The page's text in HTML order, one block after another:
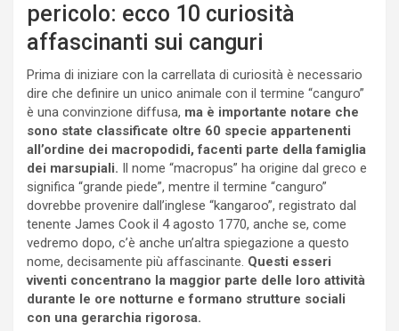
pericolo: ecco 10 curiosità
affascinanti sui canguri
Prima di iniziare con la carrellata di curiosità è necessario
dire che definire un unico animale con il termine “canguro”
è una convinzione diffusa, ma è importante notare che
sono state classificate oltre 60 specie appartenenti
all’ordine dei macropodidi, facenti parte della famiglia
dei marsupiali. Il nome “macropus” ha origine dal greco e
significa “grande piede”, mentre il termine “canguro”
dovrebbe provenire dall’inglese “kangaroo”, registrato dal
tenente James Cook il 4 agosto 1770, anche se, come
vedremo dopo, c’è anche un’altra spiegazione a questo
nome, decisamente più affascinante. Questi esseri
viventi concentrano la maggior parte delle loro attività
durante le ore notturne e formano strutture sociali
con una gerarchia rigorosa.